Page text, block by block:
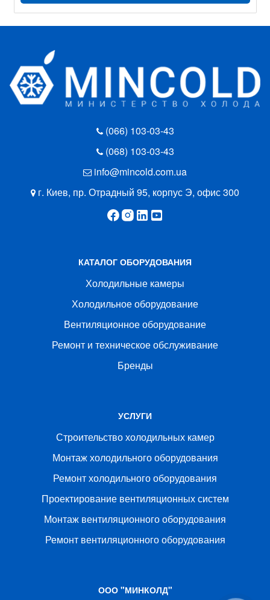
(066) 103-03-43
(068) 103-03-43
info@mincold.com.ua
г. Киев, пр. Отрадный 95, корпус Э, офис 300
КАТАЛОГ ОБОРУДОВАНИЯ
Холодильные камеры
Холодильное оборудование
Вентиляционное оборудование
Ремонт и техническое обслуживание
Бренды
УСЛУГИ
Строительство холодильных камер
Монтаж холодильного оборудования
Ремонт холодильного оборудования
Проектирование вентиляционных систем
Монтаж вентиляционного оборудования
Ремонт вентиляционного оборудования
ООО "МИНКОЛД"